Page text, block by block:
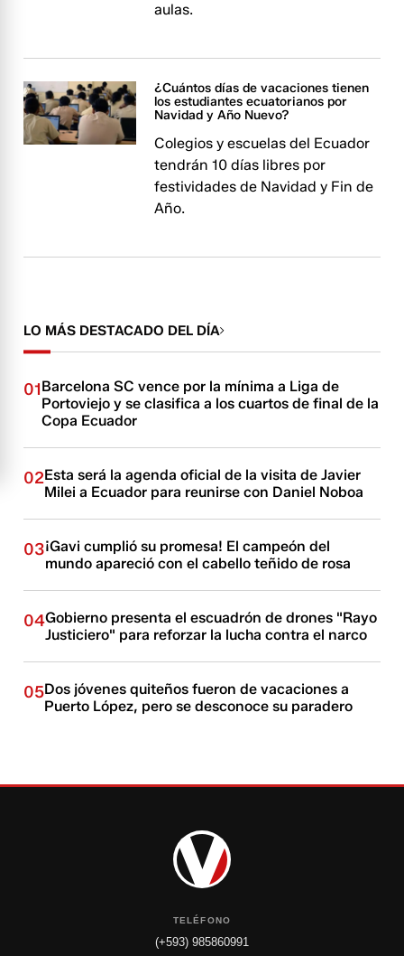
aulas.
¿Cuántos días de vacaciones tienen
los estudiantes ecuatorianos por
Navidad y Año Nuevo?
Colegios y escuelas del Ecuador
tendrán 10 días libres por
festividades de Navidad y Fin de
Año.
LO MÁS DESTACADO DEL DÍA
01Barcelona SC vence por la mínima a Liga de
Portoviejo y se clasifica a los cuartos de final de la
Copa Ecuador
02Esta será la agenda oficial de la visita de Javier
Milei a Ecuador para reunirse con Daniel Noboa
03¡Gavi cumplió su promesa! El campeón del
mundo apareció con el cabello teñido de rosa
04Gobierno presenta el escuadrón de drones "Rayo
Justiciero" para reforzar la lucha contra el narco
05Dos jóvenes quiteños fueron de vacaciones a
Puerto López, pero se desconoce su paradero
TELÉFONO
(+593) 985860991